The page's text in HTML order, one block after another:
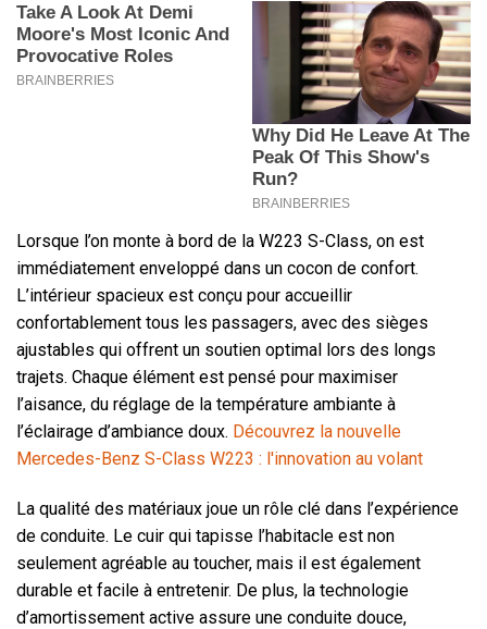
Lorsque l’on monte à bord de la W223 S-Class, on est
immédiatement enveloppé dans un cocon de confort.
L’intérieur spacieux est conçu pour accueillir
confortablement tous les passagers, avec des sièges
ajustables qui offrent un soutien optimal lors des longs
trajets. Chaque élément est pensé pour maximiser
l’aisance, du réglage de la température ambiante à
l’éclairage d’ambiance doux. Découvrez la nouvelle
Mercedes-Benz S-Class W223 : l'innovation au volant
La qualité des matériaux joue un rôle clé dans l’expérience
de conduite. Le cuir qui tapisse l’habitacle est non
seulement agréable au toucher, mais il est également
durable et facile à entretenir. De plus, la technologie
d’amortissement active assure une conduite douce,